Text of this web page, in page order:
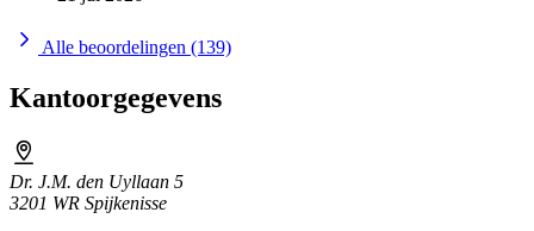
Alle beoordelingen (139)
Kantoorgegevens
Dr. J.M. den Uyllaan 5
3201 WR Spijkenisse